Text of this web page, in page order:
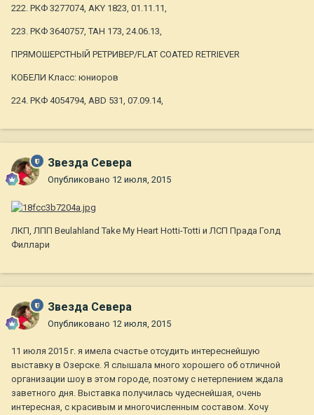
222. РКФ 3277074, AKY 1823, 01.11.11,
223. РКФ 3640757, TAH 173, 24.06.13,
ПРЯМОШЕРСТНЫЙ РЕТРИВЕР/FLAT COATED RETRIEVER
КОБЕЛИ Класс: юниоров
224. РКФ 4054794, ABD 531, 07.09.14,
Звезда Севера
Опубликовано 12 июля, 2015
ЛКП, ЛПП Beulahland Take My Heart Hotti-Totti и ЛСП Прада Голд
Филлари
Звезда Севера
Опубликовано 12 июля, 2015
11 июля 2015 г. я имела счастье отсудить интереснейшую
выставку в Озерске. Я слышала много хорошего об отличной
организации шоу в этом городе, поэтому с нетерпением ждала
заветного дня. Выставка получилась чудеснейшая, очень
интересная, с красивым и многочисленным составом. Хочу